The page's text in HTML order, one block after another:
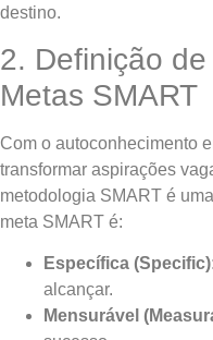
destino.
2. Definição
Metas SMART
Com o autoconhecimento
transformar aspirações
metodologia SMART é
meta SMART é:
Específica
alcançar.
Mensurável